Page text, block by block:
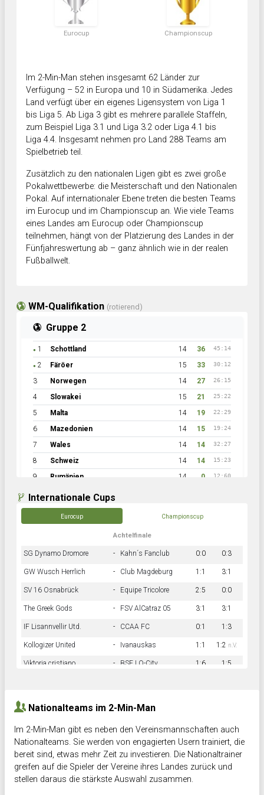
Eurocup Championscup
Im 2-Min-Man stehen insgesamt 62 Länder zur
Verfügung – 52 in Europa und 10 in Südamerika. Jedes
Land verfügt über ein eigenes Ligensystem von Liga 1
bis Liga 5. Ab Liga 3 gibt es mehrere parallele Staffeln,
zum Beispiel Liga 3.1 und Liga 3.2 oder Liga 4.1 bis
Liga 4.4. Insgesamt nehmen pro Land 288 Teams am
Spielbetrieb teil.
Zusätzlich zu den nationalen Ligen gibt es zwei große
Pokalwettbewerbe: die Meisterschaft und den Nationalen
Pokal. Auf internationaler Ebene treten die besten Teams
im Eurocup und im Championscup an. Wie viele Teams
eines Landes am Eurocup oder Championscup
teilnehmen, hängt von der Platzierung des Landes in der
Fünfjahreswertung ab – ganz ähnlich wie in der realen
Fußballwelt.
WM-Qualifikation (rotierend)
Gruppe 2
● 1 Schottland 14 36 45:14
● 2 Färöer 15 33 30:12
3 Norwegen 14 27 26:15
4 Slowakei 15 21 25:22
5 Malta 14 19 22:29
6 Mazedonien 14 15 19:24
7 Wales 14 14 32:27
8 Schweiz 14 14 15:23
9 Rumänien 14 0 12:60
Internationale Cups
Eurocup Championscup
Achtelfinale
SG Dynamo Dromore - Kahn´s Fanclub 0:0 0:3
GW Wusch Herrlich - Club Magdeburg 1:1 3:1
SV 16 Osnabrück - Equipe Tricolore 2:5 0:0
The Greek Gods - FSV AlCatraz 05 3:1 3:1
IF Lisannvellir Utd. - CCAA FC 0:1 1:3
Kollogizer United - Ivanauskas 1:1 1:2 n.V.
Viktoria cristiano - BSF LO-City 1:6 1:5
Nationalteams im 2-Min-Man
Im 2-Min-Man gibt es neben den Vereinsmannschaften auch
Nationalteams. Sie werden von engagierten Usern trainiert, die
bereit sind, etwas mehr Zeit zu investieren. Die Nationaltrainer
greifen auf die Spieler der Vereine ihres Landes zurück und
stellen daraus die stärkste Auswahl zusammen.